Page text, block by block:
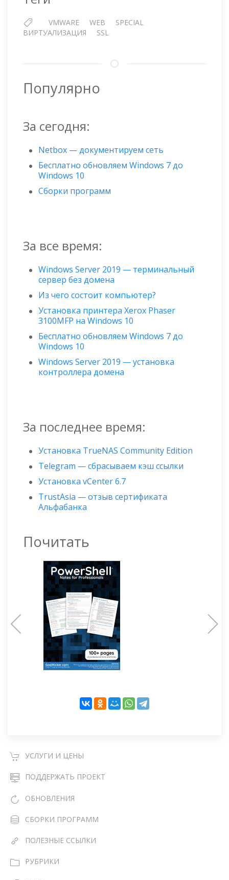
VMWARE WEB
SPECIAL
ВИРТУАЛИЗАЦИЯ
SSL
Популярно
За сегодня:
Netbox — документируем сеть
Бесплатно обновляем Windows 7 до
Windows 10
Сборки программ
За все время:
Windows Server 2019 — терминальный
сервер без домена
Из чего состоит компьютер?
Установка принтера Xerox Phaser
3100MFP на Windows 10
Бесплатно обновляем Windows 7 до
Windows 10
Windows Server 2019 — установка
контроллера домена
За последнее время:
Установка TrueNAS Community Edition
Telegram — сбрасываем кэш ссылки
Установка vCenter 6.7
TrustAsia — отзыв сертификата
Альфабанка
Почитать
УСЛУГИ И ЦЕНЫ
ПОДДЕРЖАТЬ ПРОЕКТ
ОБНОВЛЕНИЯ
СБОРКИ ПРОГРАММ
ПОЛЕЗНЫЕ ССЫЛКИ
РУБРИКИ